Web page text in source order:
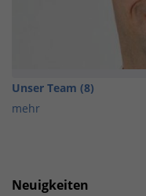
Unser Team (8)
mehr
Neuigkeiten